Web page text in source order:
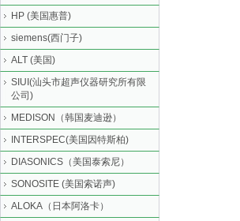
HP (美国惠普)
siemens(西门子)
ALT (美国)
SIUI(汕头市超声仪器研究所有限
公司)
MEDISON（韩国麦迪逊）
INTERSPEC(美国因特斯柏)
DIASONICS（美国泰索尼）
SONOSITE (美国索诺声)
ALOKA（日本阿洛卡）